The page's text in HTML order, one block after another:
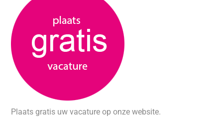
Plaats gratis uw vacature op onze website.